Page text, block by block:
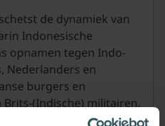
de dynamiek van
Indonesische
opnamen tegen Indo-
Nederlanders en
burgers en
Brits-(Indische) militairen.
deze angstaanjagende